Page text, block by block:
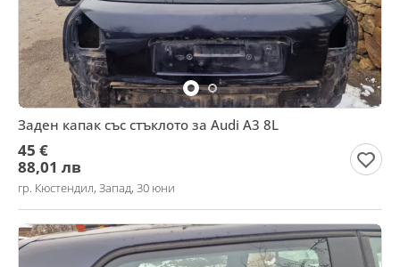
Заден капак със стъклото за Audi A3 8L
45 €
88,01 лв
гр. Кюстендил, Запад, 30 юни